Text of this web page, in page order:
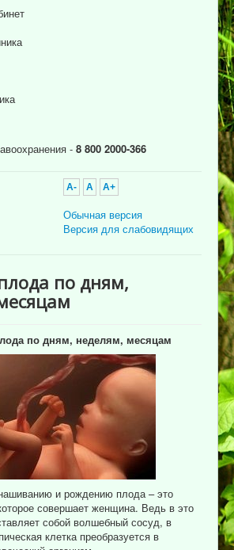
- 8 800 2000-366
A- A A+
Обычная версия
Версия для слабовидящих
специалистов
органы
обеспечение
по дням,
по дням, неделям, месяцам
и рождению плода – это
совершает женщина. Ведь в это
собой волшебный сосуд, в
клетка преобразуется в